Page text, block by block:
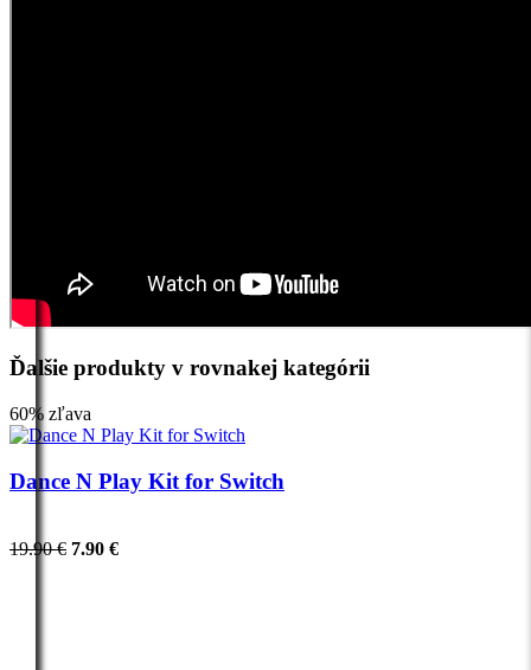
Ďalšie produkty v rovnakej kategórii
60% zľava
Dance N Play Kit for Switch
19.90 € 7.90 €